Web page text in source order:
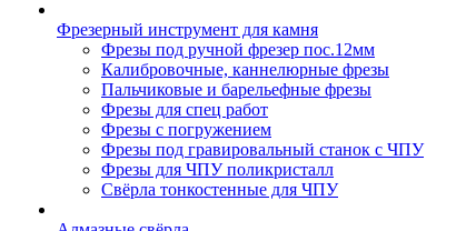
Фрезерный инструмент для камня
Фрезы под ручной фрезер пос.12мм
Калибровочные, каннелюрные фрезы
Пальчиковые и барельефные фрезы
Фрезы для спец работ
Фрезы с погружением
Фрезы под гравировальный станок с ЧПУ
Фрезы для ЧПУ поликристалл
Свёрла тонкостенные для ЧПУ